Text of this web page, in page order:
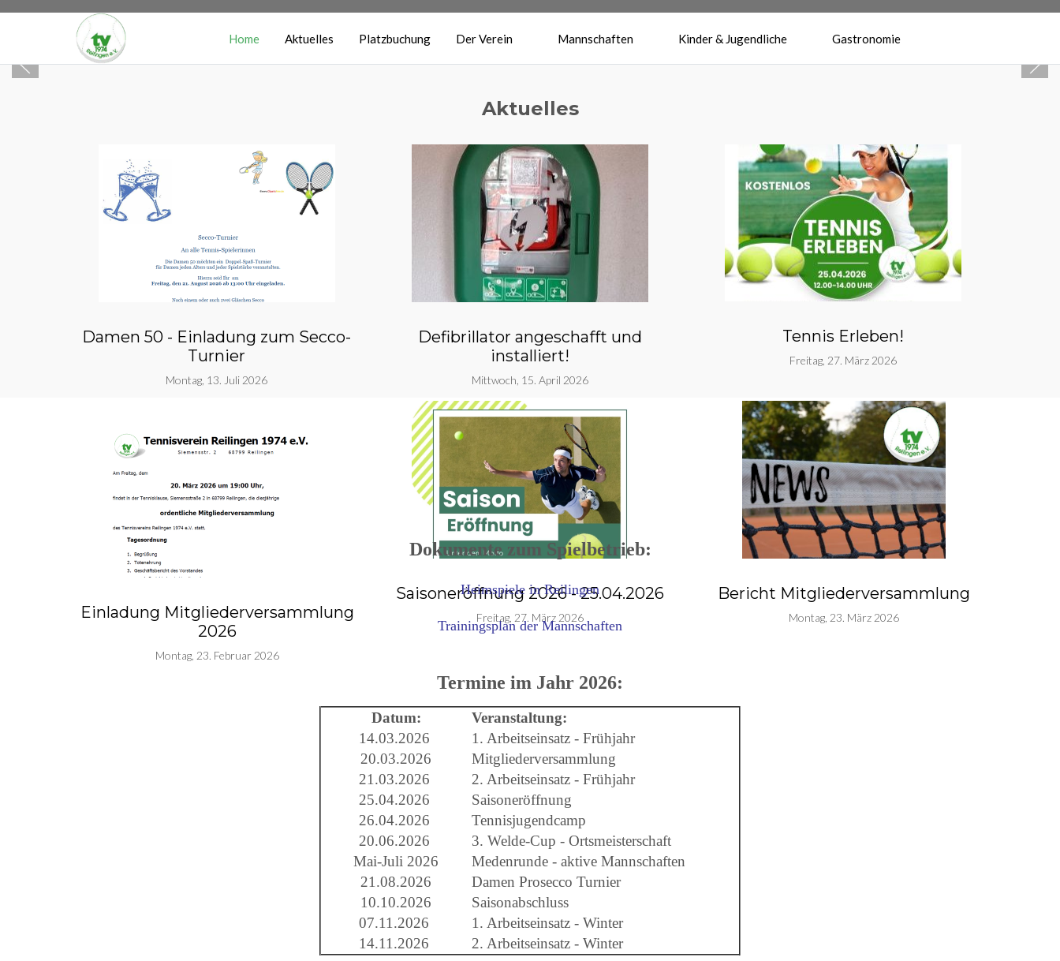
Home Aktuelles Platzbuchung Der Verein Mannschaften Kinder & Jugendliche Gastronomie
Tennisverein Reilingen 1974 e.V.
Aktuelles
Damen 50 - Einladung zum Secco-
Turnier
Montag, 13. Juli 2026
Defibrillator angeschafft und
installiert!
Mittwoch, 15. April 2026
Tennis Erleben!
Freitag, 27. März 2026
Saisoneröffnung 2026 - 25.04.2026
Freitag, 27. März 2026
Bericht Mitgliederversammlung
Montag, 23. März 2026
Einladung Mitgliederversammlung
2026
Montag, 23. Februar 2026
Dokumente zum Spielbetrieb:
Heimspiele in Reilingen
Trainingsplan der Mannschaften
Termine im Jahr 2026:
Datum:
Veranstaltung:
14.03.2026
1. Arbeitseinsatz - Frühjahr
20.03.2026
Mitgliederversammlung
21.03.2026
2. Arbeitseinsatz - Frühjahr
25.04.2026
Saisoneröffnung
26.04.2026
Tennisjugendcamp
20.06.2026
3. Welde-Cup - Ortsmeisterschaft
Mai-Juli 2026
Medenrunde - aktive Mannschaften
21.08.2026
Damen Prosecco Turnier
10.10.2026
Saisonabschluss
07.11.2026
1. Arbeitseinsatz - Winter
14.11.2026
2. Arbeitseinsatz - Winter